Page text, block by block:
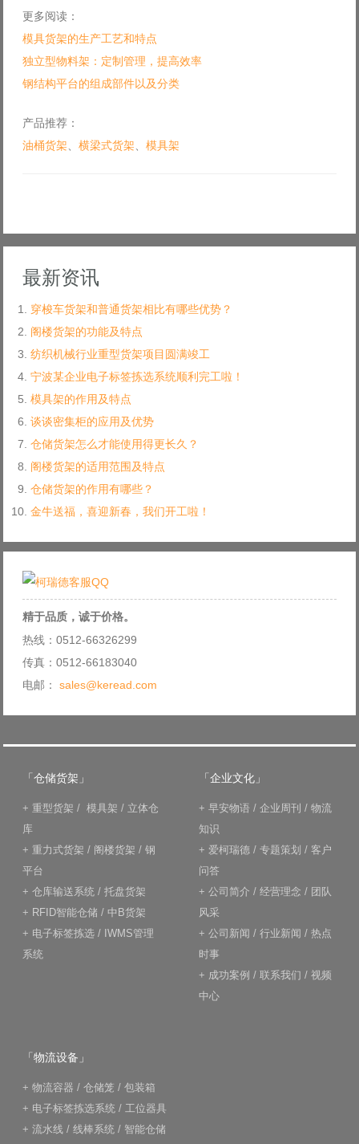
更多阅读：
模具货架的生产工艺和特点
独立型物料架：定制管理，提高效率
钢结构平台的组成部件以及分类
产品推荐：
油桶货架
横梁式货架 模具架
最新资讯
穿梭车货架和普通货架相比有哪些优势？
阁楼货架的功能及特点
纺织机械行业重型货架项目圆满竣工
宁波某企业电子标签拣选系统顺利完工啦！
模具架的作用及特点
谈谈密集柜的应用及优势
仓储货架怎么才能使用得更长久？
阁楼货架的适用范围及特点
仓储货架的作用有哪些？
金牛送福，喜迎新春，我们开工啦！
精于品质，诚于价格。
热线：0512-66326299
传真：0512-66183040
电邮： sales@keread.com
「仓储货架」
+ 重型货架 / 模具架 / 立体仓
库
+ 重力式货架 / 阁楼货架 / 钢
平台
+ 仓库输送系统 / 托盘货架
+ RFID智能仓储 / 中B货架
+ 电子标签拣选 / IWMS管理
系统
「企业文化」
+ 早安物语 / 企业周刊 / 物流
知识
+ 爱柯瑞德 / 专题策划 / 客户
问答
+ 公司简介 / 经营理念 / 团队
风采
+ 公司新闻 / 行业新闻 / 热点
时事
+ 成功案例 / 联系我们 / 视频
中心
「物流设备」
+ 物流容器 / 仓储笼 / 包装箱
+ 电子标签拣选系统 / 工位器具
+ 流水线 / 线棒系统 / 智能仓储